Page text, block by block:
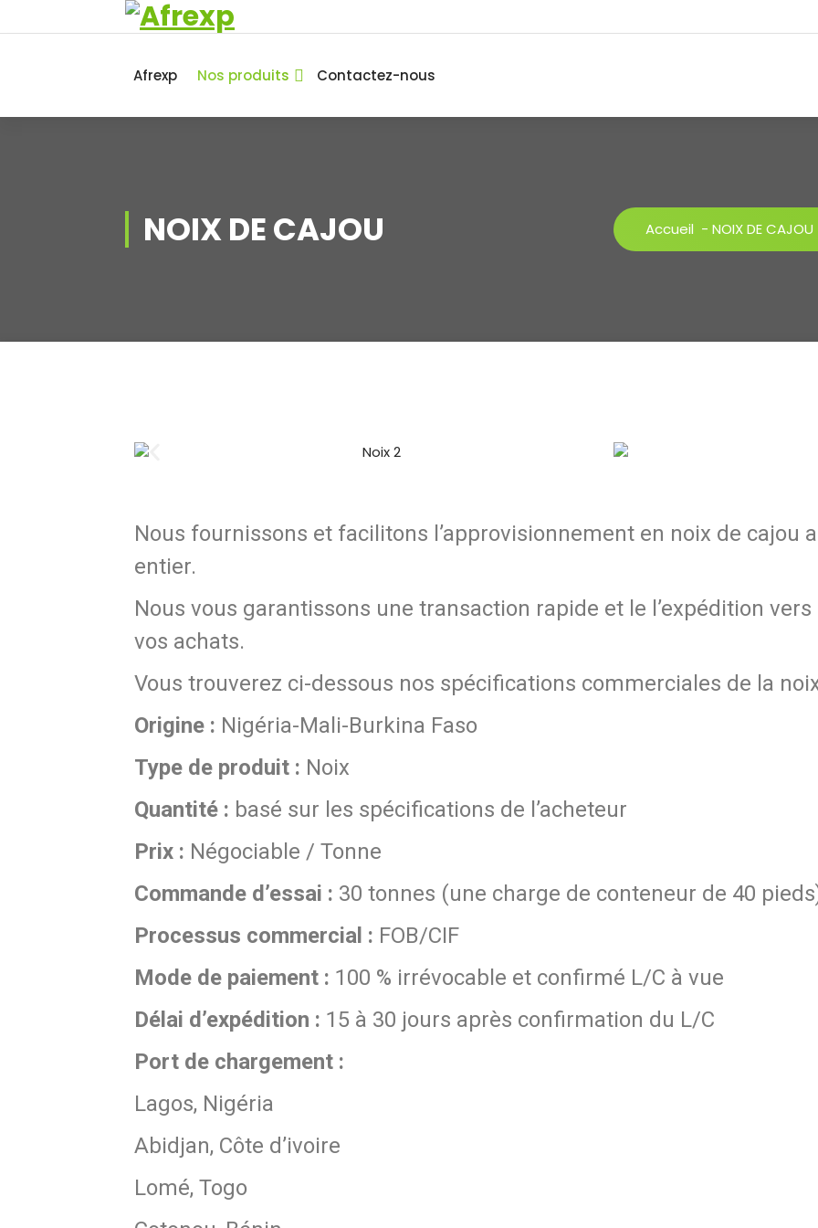
Afrexp Nos produits Contactez-nous
NOIX DE CAJOU Accueil - NOIX DE CAJOU
Nous fournissons et facilitons l’approvisionnement en noix de cajou
entier.
Nous vous garantissons une transaction rapide et le l’expédition
vos achats.
Vous trouverez ci-dessous nos spécifications commerciales de la
Origine : Nigéria-Mali-Burkina Faso
Type de produit : Noix
Quantité : basé sur les spécifications de l’acheteur
Prix : Négociable / Tonne
Commande d’essai : 30 tonnes (une charge de conteneur de 40
Processus commercial : FOB/CIF
Mode de paiement : 100 % irrévocable et confirmé L/C à vue
Délai d’expédition : 15 à 30 jours après confirmation du L/C
Port de chargement :
Lagos, Nigéria
Abidjan, Côte d’ivoire
Lomé, Togo